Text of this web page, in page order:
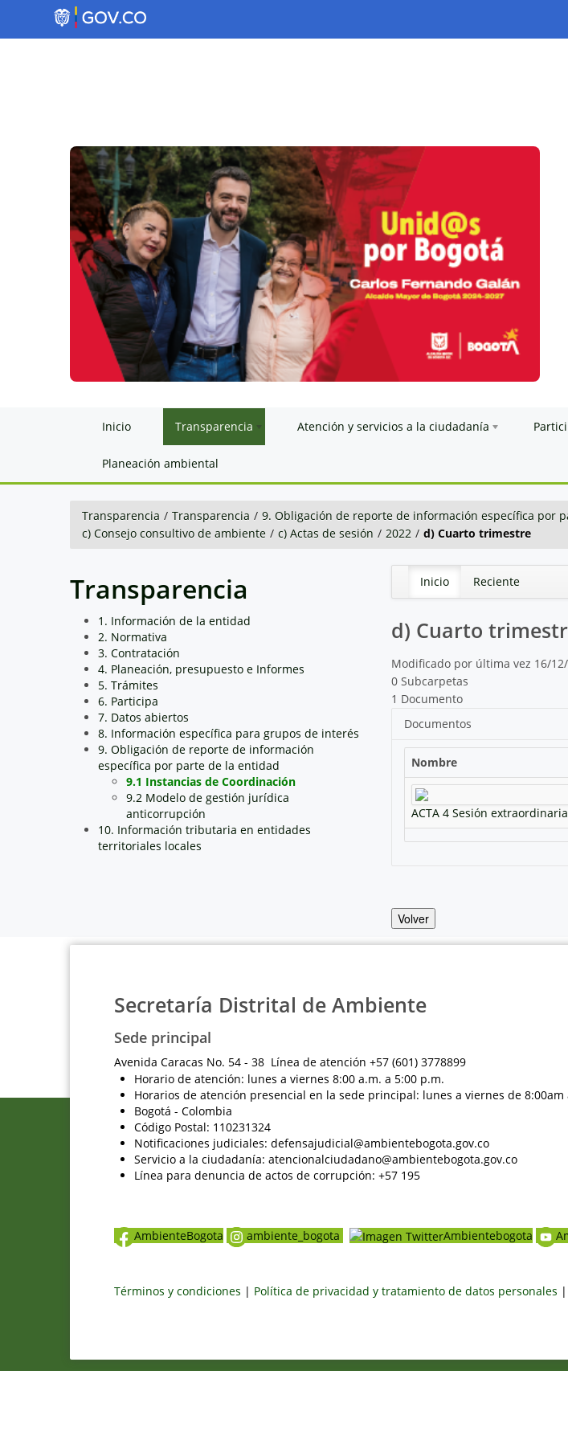
Inicio Transparencia Atención y servicios a la ciudadanía
Planeación ambiental
Transparencia / Transparencia / 9. Obligación de reporte de información específica por
c) Consejo consultivo de ambiente / c) Actas de sesión / 2022 / d) Cuarto trimestre
Transparencia
1. Información de la entidad
2. Normativa
3. Contratación
4. Planeación, presupuesto e Informes
5. Trámites
6. Participa
7. Datos abiertos
8. Información específica para grupos de interés
9. Obligación de reporte de información
específica por parte de la entidad
9.1 Instancias de Coordinación
9.2 Modelo de gestión jurídica
anticorrupción
10. Información tributaria en entidades
territoriales locales
Inicio Reciente
d) Cuarto
Modificado por última vez 16/
0 Subcarpetas
1 Documento
Documentos
Nombre
ACTA 4 Sesión
Volver
Secretaría Distrital de Ambiente
Sede principal
Avenida Caracas No. 54 - 38 Línea de atención +57 (601) 3778899
Horario de atención: lunes a viernes 8:00 a.m. a 5:00 p.m.
Horarios de atención presencial en la sede principal: lunes a viernes de
Bogotá - Colombia
Código Postal: 110231324
Notificaciones judiciales: defensajudicial@ambientebogota.gov.co
Servicio a la ciudadanía: atencionalciudadano@ambientebogota.gov.co
Línea para denuncia de actos de corrupción: +57 195
AmbienteBogota ambiente_bogota Ambientebogota
Términos y condiciones | Política de privacidad y tratamiento de datos personales |